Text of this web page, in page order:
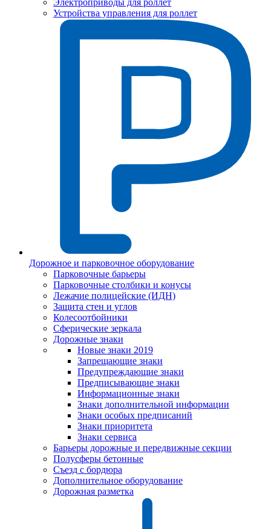
Электроприводы для роллет
Устройства управления для роллет
Дорожное и парковочное оборудование
Парковочные барьеры
Парковочные столбики и конусы
Лежачие полицейские (ИДН)
Защита стен и углов
Колесоотбойники
Сферические зеркала
Дорожные знаки
Новые знаки 2019
Запрещающие знаки
Предупреждающие знаки
Предписывающие знаки
Информационные знаки
Знаки дополнительной информации
Знаки особых предписаний
Знаки приоритета
Знаки сервиса
Барьеры дорожные и передвижные секции
Полусферы бетонные
Съезд с бордюра
Дополнительное оборудование
Дорожная разметка